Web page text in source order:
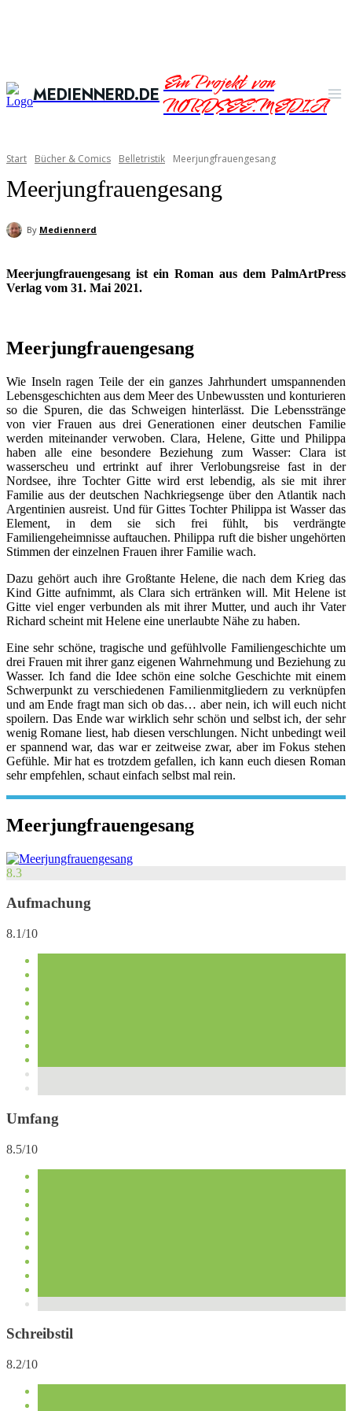
MEDIENNERD.DEEin Projekt von
NORDSEE.MEDIA
Start Bücher & Comics Belletristik Meerjungfrauengesang
Meerjungfrauengesang
By Mediennerd
Meerjungfrauengesang ist ein Roman aus dem PalmArtPress
Verlag vom 31. Mai 2021.
Meerjungfrauengesang
Wie Inseln ragen Teile der ein ganzes Jahrhundert umspannenden
Lebensgeschichten aus dem Meer des Unbewussten und konturieren
so die Spuren, die das Schweigen hinterlässt. Die Lebensstränge
von vier Frauen aus drei Generationen einer deutschen Familie
werden miteinander verwoben. Clara, Helene, Gitte und Philippa
haben alle eine besondere Beziehung zum Wasser: Clara ist
wasserscheu und ertrinkt auf ihrer Verlobungsreise fast in der
Nordsee, ihre Tochter Gitte wird erst lebendig, als sie mit ihrer
Familie aus der deutschen Nachkriegsenge über den Atlantik nach
Argentinien ausreist. Und für Gittes Tochter Philippa ist Wasser das
Element, in dem sie sich frei fühlt, bis verdrängte
Familiengeheimnisse auftauchen. Philippa ruft die bisher ungehörten
Stimmen der einzelnen Frauen ihrer Familie wach.
Dazu gehört auch ihre Großtante Helene, die nach dem Krieg das
Kind Gitte aufnimmt, als Clara sich ertränken will. Mit Helene ist
Gitte viel enger verbunden als mit ihrer Mutter, und auch ihr Vater
Richard scheint mit Helene eine unerlaubte Nähe zu haben.
Eine sehr schöne, tragische und gefühlvolle Familiengeschichte um
drei Frauen mit ihrer ganz eigenen Wahrnehmung und Beziehung zu
Wasser. Ich fand die Idee schön eine solche Geschichte mit einem
Schwerpunkt zu verschiedenen Familienmitgliedern zu verknüpfen
und am Ende fragt man sich ob das… aber nein, ich will euch nicht
spoilern. Das Ende war wirklich sehr schön und selbst ich, der sehr
wenig Romane liest, hab diesen verschlungen. Nicht unbedingt weil
er spannend war, das war er zeitweise zwar, aber im Fokus stehen
Gefühle. Mir hat es trotzdem gefallen, ich kann euch diesen Roman
sehr empfehlen, schaut einfach selbst mal rein.
Meerjungfrauengesang
8.3
Aufmachung
8.1/10
Umfang
8.5/10
Schreibstil
8.2/10